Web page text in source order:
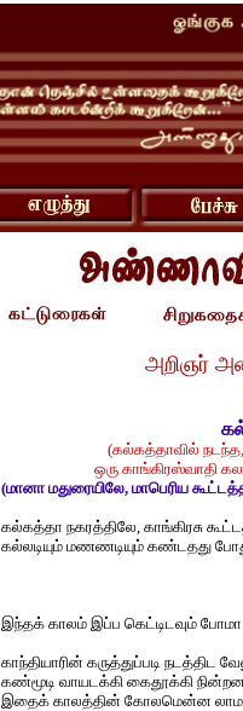
அறிஞர்
(கல்கத்தாவில் நடந்த,
ஒரு காங்கிரஸ்வாதி
(மானா மதுரையிலே, மாபெரிய
கல்கத்தா நகரத்திலே, காங்கிரசு
கல்லடியும் மணணடியும் கண்டதது
இந்தக் காலம் இப்ப கெட்டிடவும்
காந்தியாரின் கருத்துப்படி நடத்திட
கண்மூடி வாயடக்கி கைதூக்கி
இதைக் காலத்தின் கோலமென்ன